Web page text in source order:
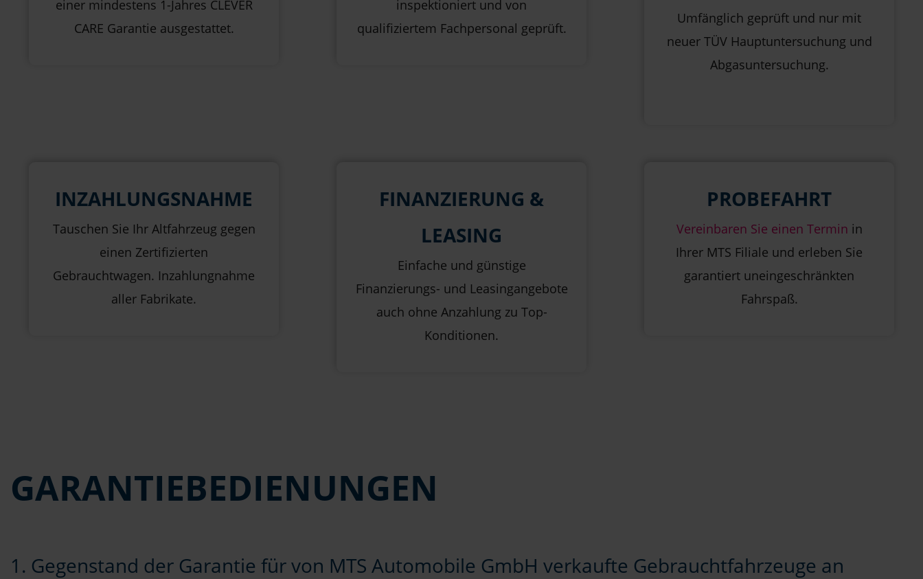
einer mindestens 1-Jahres CLEVER
CARE Garantie ausgestattet.
inspektioniert und von
qualifiziertem Fachpersonal geprüft.
Umfänglich geprüft und nur mit
neuer TÜV Hauptuntersuchung und
Abgasuntersuchung.
INZAHLUNGSNAHME
Tauschen Sie Ihr Altfahrzeug gegen
einen Zertifizierten
Gebrauchtwagen. Inzahlungnahme
aller Fabrikate.
FINANZIERUNG &
LEASING
Einfache und günstige
Finanzierungs- und Leasingangebote
auch ohne Anzahlung zu Top-
Konditionen.
PROBEFAHRT
Vereinbaren Sie einen Termin in
Ihrer MTS Filiale und erleben Sie
garantiert uneingeschränkten
Fahrspaß.
GARANTIEBEDIENUNGEN
1. Gegenstand der Garantie für von MTS Automobile GmbH verkaufte Gebrauchtfahrzeuge an